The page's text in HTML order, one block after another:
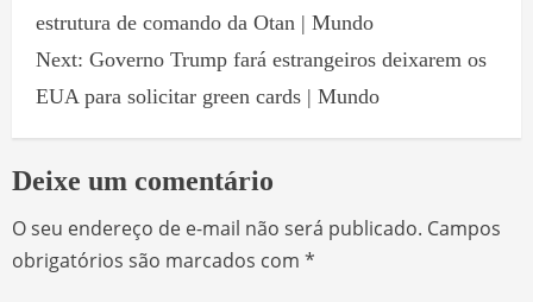
estrutura de comando da Otan | Mundo
Next: Governo Trump fará estrangeiros deixarem os
EUA para solicitar green cards | Mundo
Deixe um comentário
O seu endereço de e-mail não será publicado. Campos
obrigatórios são marcados com *